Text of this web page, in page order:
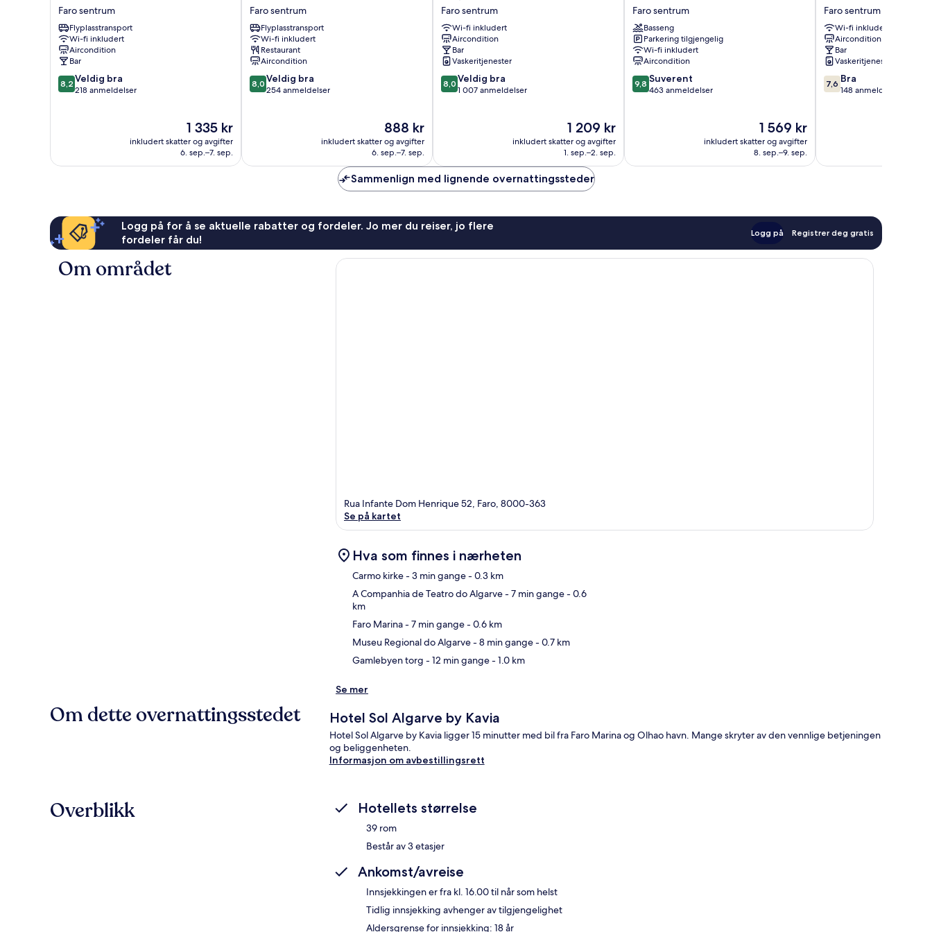
Inn
Faro
Faro
sentrum
Faro sentrum
Flyplasstransport
Wi-fi inkludert
Aircondition
Bar
8.2
av
8,2 Veldig bra
218 anmeldelser
Prisen
er
1 335 kr
1 335 kr
inkludert skatter og avgifter
6. sep.–7. sep.
Exclusive
House
Faro
sentrum
Faro sentrum
Flyplasstransport
Wi-fi inkludert
Restaurant
Aircondition
8.0
av
8,0 Veldig bra
254 anmeldelser
Prisen
er
888 kr
888 kr
inkludert skatter og avgifter
6. sep.–7. sep.
Hotel
Faro
Centro
Faro
sentrum
Faro sentrum
Wi-fi inkludert
Aircondition
Bar
Vaskeritjenester
8.0
av
8,0 Veldig bra
1 007 anmeldelser
Prisen
er
1 209 kr
1 209 kr
inkludert skatter og avgifter
1. sep.–2. sep.
Hotel
Faro
sentrum
Faro sentrum
Basseng
Parkering tilgjengelig
Wi-fi inkludert
Aircondition
9.8
av
9,8 Suverent
463 anmeldelser
Prisen
er
1 569 kr
1 569 kr
inkludert skatter og avgifter
8. sep.–9. sep.
Hotel
Faro
sentrum
Faro sentrum
Wi-fi inkludert
Aircondition
Bar
Vaskeritjenester
7.6
av
7,6 Bra
148 anmeldelser
Sammenlign med lignende overnattingssteder
Logg på for å se aktuelle rabatter og fordeler. Jo mer du reiser, jo flere
fordeler får du!
Logg på Registrer deg gratis
Om området
Rua Infante Dom Henrique 52, Faro, 8000-363
Se på kartet
Hva som finnes i nærheten
Carmo kirke- 3 min gange- 0.3 km
A Companhia de Teatro do Algarve- 7 min gange- 0.6
km
Faro Marina- 7 min gange- 0.6 km
Museu Regional do Algarve- 8 min gange- 0.7 km
Gamlebyen torg - 12 min gange- 1.0 km
Se mer
Om dette overnattingsstedet Hotel Sol Algarve by Kavia
Hotel Sol Algarve by Kavia ligger 15 minutter med bil fra Faro Marina og Olhao havn. Mange skryter av den vennlige betjeningen
og beliggenheten.
Informasjon om avbestillingsrett
Overblikk Hotellets størrelse
39 rom
Består av 3 etasjer
Ankomst/avreise
Innsjekkingen er fra kl. 16.00 til når som helst
Tidlig innsjekking avhenger av tilgjengelighet
Aldersgrense for innsjekking: 18 år